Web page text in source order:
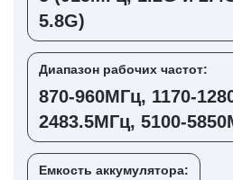
5.8G)
Диапазон рабочих частот:
870-960МГц, 1170-
2483.5МГц, 5100-
Емкость аккумулятора: